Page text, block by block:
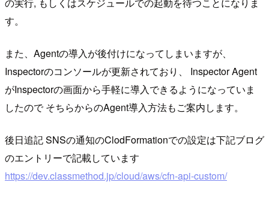
す。
また、Agentの導入が後付けになってしまいますが、
Inspectorのコンソールが更新されており、 Inspector Agent
がInspectorの画面から手軽に導入できるようになっていま
したので そちらからのAgent導入方法もご案内します。
後日追記 SNSの通知のClodFormationでの設定は下記ブログ
のエントリーで記載しています
https://dev.classmethod.jp/cloud/aws/cfn-api-custom/